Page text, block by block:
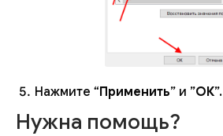
Нажмите “Применить” и ”ОК”.
Нужна помощь?